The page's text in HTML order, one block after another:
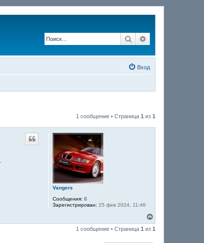
Поиск
Вход
1 сообщение • Страница 1 из 1
Vangers
Сообщения: 8
Зарегистрирован: 25 фев 2024, 11:46
е
р
1 сообщение • Страница 1 из 1